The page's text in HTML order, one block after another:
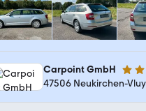
Carpoint GmbH 4.5
47506 Neukirchen-